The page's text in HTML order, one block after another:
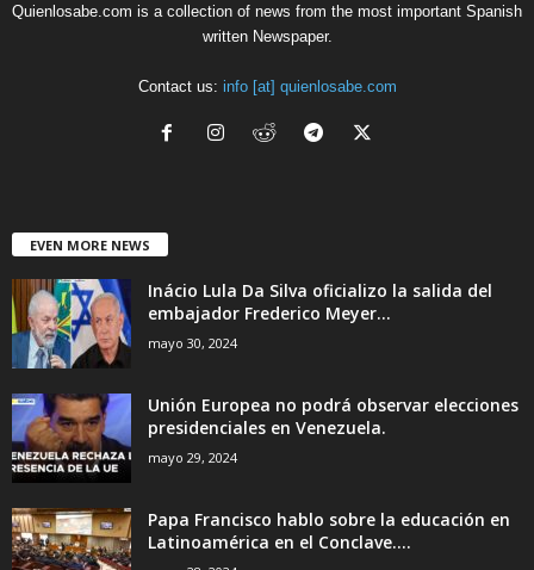
Quienlosabe.com is a collection of news from the most important Spanish
written Newspaper.
Contact us: info [at] quienlosabe.com
EVEN MORE NEWS
Inácio Lula Da Silva oficializo la salida del
embajador Frederico Meyer...
mayo 30, 2024
Unión Europea no podrá observar elecciones
presidenciales en Venezuela.
mayo 29, 2024
Papa Francisco hablo sobre la educación en
Latinoamérica en el Conclave....